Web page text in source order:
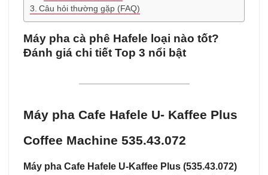
Câu hỏi thường gặp (FAQ)
Máy pha cà phê Hafele loại nào tốt?
Đánh giá chi tiết Top 3 nổi bật
Máy pha Cafe Hafele U- Kaffee Plus
Coffee Machine 535.43.072
Máy pha Cafe Hafele U-Kaffee Plus (535.43.072)